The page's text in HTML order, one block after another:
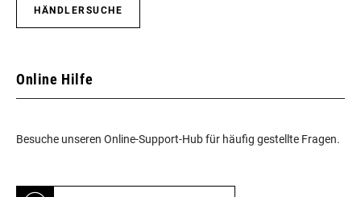
HÄNDLERSUCHE
Online Hilfe
Besuche unseren Online-Support-Hub für häufig gestellte Fragen.